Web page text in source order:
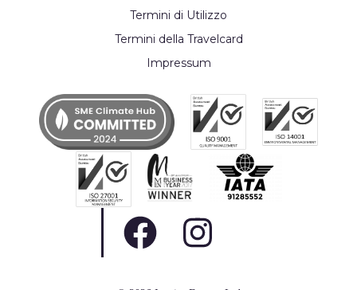
Termini di Utilizzo
Termini della Travelcard
Impressum